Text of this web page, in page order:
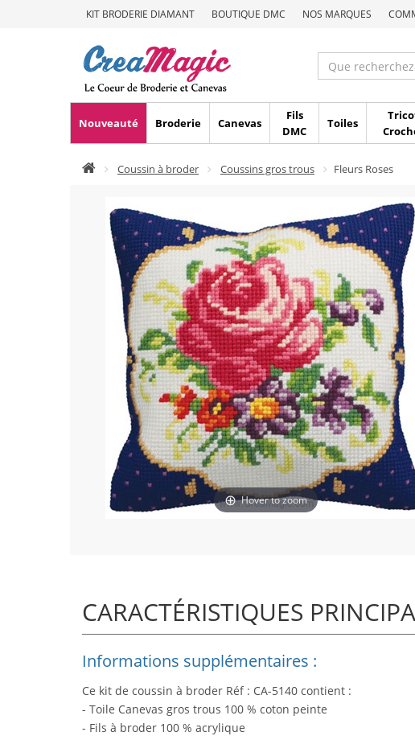
KIT BRODERIE DIAMANT BOUTIQUE DMC NOS MARQUES
Nouveauté Broderie Canevas
Fils
DMC
Toiles
Coussin à broder Coussins gros trous Fleurs Roses
Hover to zoom
CARACTÉRISTIQUES
Informations supplémentaires :
Ce kit de coussin à broder Réf : CA-5140 contient :
- Toile Canevas gros trous 100 % coton peinte
- Fils à broder 100 % acrylique